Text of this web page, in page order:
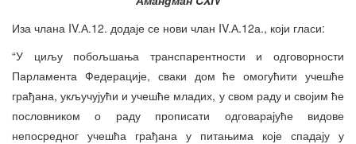
Иза члана IV.А.12. додаје се нови члан IV.А.12а., који гласи:
“У циљу побољшања транспарентности и одговорности
Парламента Федерације, сваки дом ће омогућити учешће
грађана, укључујући и учешће младих, у свом раду и својим ће
пословником о раду прописати одговарајуће видове
непосредног учешћа грађана у питањима које спадају у